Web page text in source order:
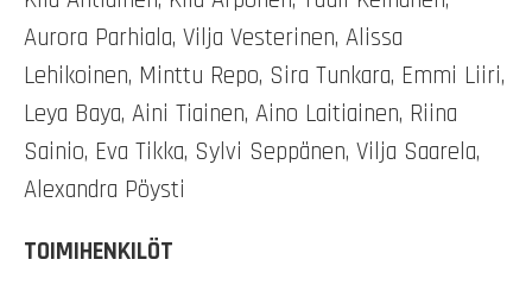
Aurora Parhiala, Vilja Vesterinen, Alissa
Lehikoinen, Minttu Repo, Sira Tunkara, Emmi Liiri,
Leya Baya, Aini Tiainen, Aino Laitiainen, Riina
Sainio, Eva Tikka, Sylvi Seppänen, Vilja Saarela,
Alexandra Pöysti
TOIMIHENKILÖT